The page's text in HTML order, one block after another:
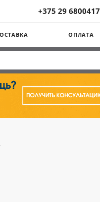
+375 29 6800417
ОПЛАТА